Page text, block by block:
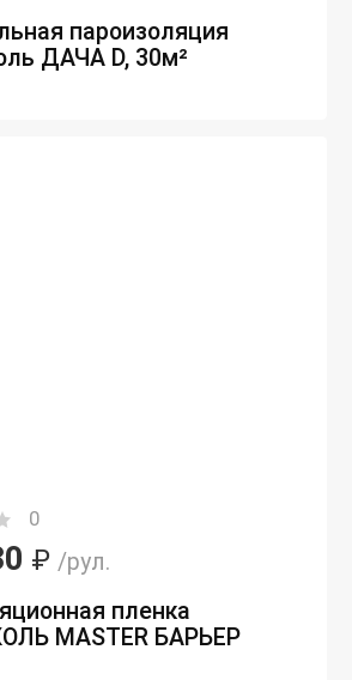
пароизоляция
ДАЧА D, 30м²
0
₽ /рул.
пленка
MASTER БАРЬЕР